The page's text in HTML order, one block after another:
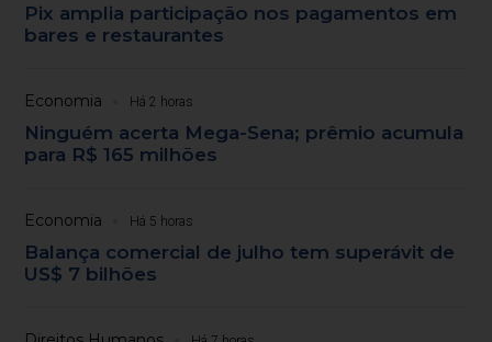
Pix amplia participação nos pagamentos em
bares e restaurantes
Economia Há 2 horas
Ninguém acerta Mega-Sena; prêmio acumula
para R$ 165 milhões
Economia Há 5 horas
Balança comercial de julho tem superávit de
US$ 7 bilhões